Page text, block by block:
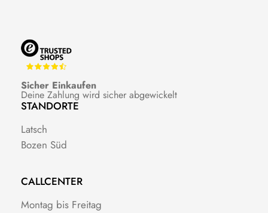
Sicher Einkaufen
Deine Zahlung wird sicher abgewickelt
STANDORTE
Latsch
Bozen Süd
CALLCENTER
Montag bis Freitag